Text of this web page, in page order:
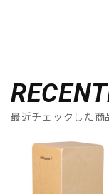
最近チェックした商